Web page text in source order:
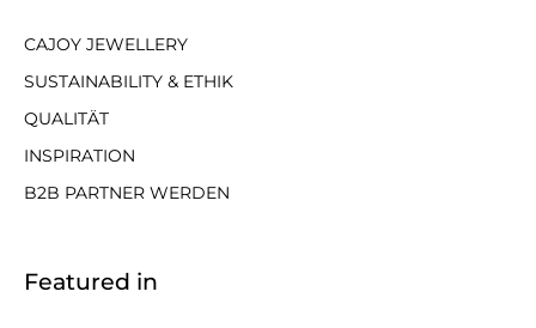
CAJOY JEWELLERY
SUSTAINABILITY & ETHIK
QUALITÄT
INSPIRATION
B2B PARTNER WERDEN
Featured in